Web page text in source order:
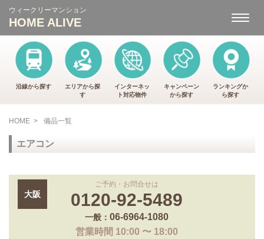
ナ
ゲ
ー
ョ
ン
ウィークリーマンション
HOME ALIVE
沿線から探す
エリアから探
す
インターネッ
ト対応物件
キャンペーン
から探す
ランキングか
ら探す
HOME > 備品一覧
エアコン
大阪
ご予約・お問合せは
0120-92-5489
一般： 06-6964-1080
営業時間 10:00 〜 18:00